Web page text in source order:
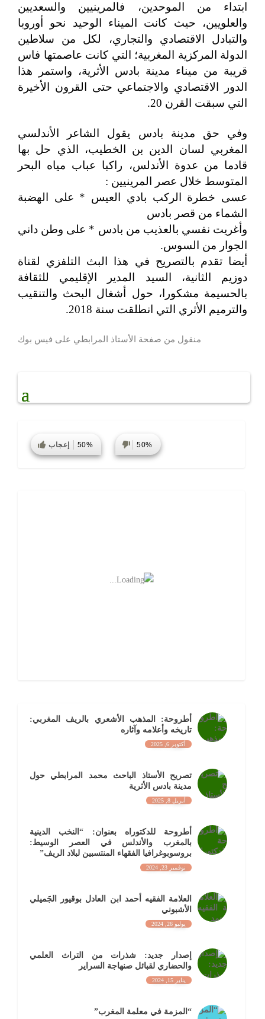
إعجاب 50% 50%
أطروحة: المذهب الأشعري بالريف المغربي:
تاريخه وأعلامه وآثاره
أكتوبر 6, 2025
تصريح الأستاذ الباحث محمد المرابطي حول
مدينة بادس الأثرية
أبريل 8, 2025
أطروحة للدكتوراه بعنوان: “النخب الدينية
بالمغرب والأندلس في العصر الوسيط:
بروسوبوغرافيا الفقهاء المنتسبين لبلاد الريف”
نوفمبر 23, 2024
العلامة الفقيه أحمد ابن العادل بوقيور الجَميلي
الأشبوني
يوليو 26, 2024
إصدار جديد: شذرات من التراث العلمي
والحضاري لقبائل صنهاجة السراير
يناير 15, 2024
“المزمة في معلمة المغرب”
ابتداء من الموحدين، فالمرينيين والسعديين
والعلويين، حيث كانت الميناء الوحيد نحو أوروبا
والتبادل الاقتصادي والتجاري، لكل من سلاطين
الدولة المركزية المغربية؛ التي كانت عاصمتها فاس
قريبة من ميناء مدينة بادس الأثرية، واستمر هذا
الدور الاقتصادي والاجتماعي حتى القرون الأخيرة
التي سبقت القرن 20.
وفي حق مدينة بادس يقول الشاعر الأندلسي
المغربي لسان الدين بن الخطيب، الذي حل بها
قادما من عدوة الأندلس، راكبا عباب مياه البحر
المتوسط خلال عصر المرينيين :
عسى خطرة الركب بادي العيس * على الهضبة
الشماء من قصر بادس
وأغريت نفسي بالعذيب من بادس * على وطن داني
الجوار من السوس.
أيضا تقدم بالتصريح في هذا البث التلفزي لقناة
دوزيم الثانية، السيد المدير الإقليمي للثقافة
بالحسيمة مشكورا، حول أشغال البحث والتنقيب
والترميم الأثري التي انطلقت سنة 2018.
منقول من صفحة الأستاذ المرابطي على فيس بوك